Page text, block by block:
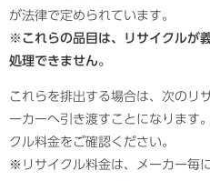
が法律で定められています。
※これらの品目は、リサイクルが
処理できません。
これらを排出する場合は、次のリ
ーカーへ引き渡すことになります
クル料金をご確認ください。
※リサイクル料金は、メーカー毎